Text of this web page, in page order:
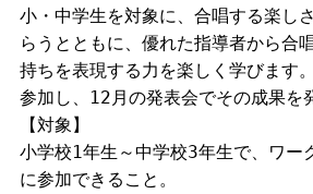
小・中学生を対象に、合唱する楽し
らうとともに、優れた指導者から合
持ちを表現する力を楽しく学びます
参加し、12月の発表会でその成果を
【対象】
小学校1年生～中学校3年生で、ワー
に参加できること。